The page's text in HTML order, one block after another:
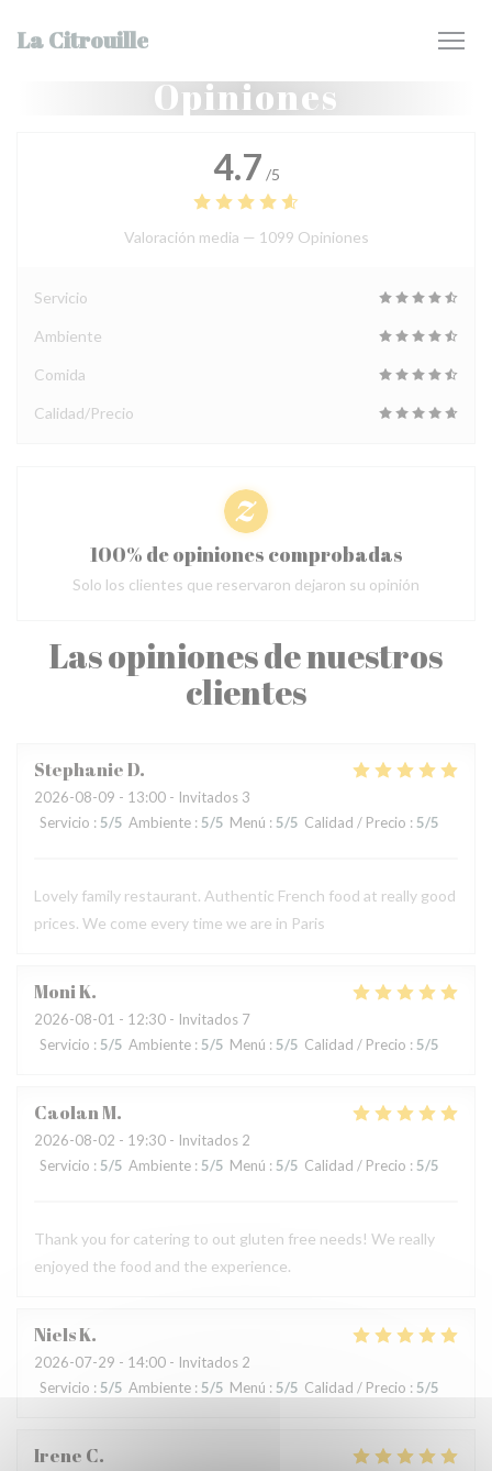
La Citrouille
Opiniones
Las opiniones de nuestros
clientes
StephanieD
2026-08-09 - 13:00 - Invitados 3
Servicio : 5/5 Ambiente : 5/5 Menú : 5/5 Calidad / Precio : 5/5
Lovely family restaurant. Authentic French food at really good
prices. We come every time we are in Paris
MoniK
2026-08-01 - 12:30 - Invitados 7
Servicio : 5/5 Ambiente : 5/5 Menú : 5/5 Calidad / Precio : 5/5
CaolanM
2026-08-02 - 19:30 - Invitados 2
Servicio : 5/5 Ambiente : 5/5 Menú : 5/5 Calidad / Precio : 5/5
Thank you for catering to out gluten free needs! We really
enjoyed the food and the experience.
NielsK
2026-07-29 - 14:00 - Invitados 2
Servicio : 5/5 Ambiente : 5/5 Menú : 5/5 Calidad / Precio : 5/5
Irene C
4.7 /5
Valoración media — 1099 Opiniones
Servicio
Ambiente
Comida
Calidad/Precio
100% de opiniones comprobadas
Solo los clientes que reservaron dejaron su opinión